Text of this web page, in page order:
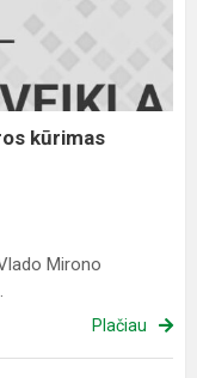
kūrimas
Mirono
Plačiau